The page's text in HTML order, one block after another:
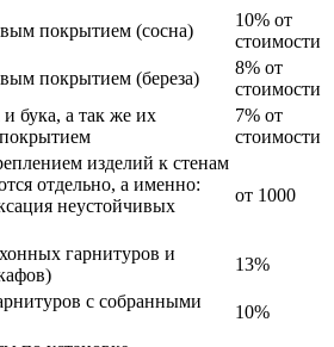
покрытием (сосна)
10% от
стоимости
покрытием (береза)
8% от
стоимости
бука, а так же их
7% от
стоимости
изделий к стенам
отдельно, а именно:
неустойчивых
от 1000
гарнитуров и
13%
с собранными
10%